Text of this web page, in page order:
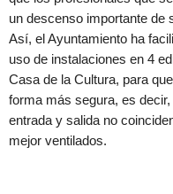
un descenso importante de
Así, el Ayuntamiento ha
uso de instalaciones en 4
Casa de la Cultura, para
forma más segura, es
entrada y salida no
mejor ventilados.